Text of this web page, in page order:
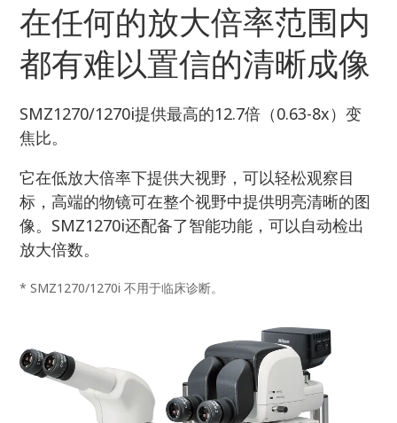
在任何的放大倍率范围内
都有难以置信的清晰成像
SMZ1270/1270i提供最高的12.7倍（0.63-8x）变
焦比。
它在低放大倍率下提供大视野，可以轻松观察目
标，高端的物镜可在整个视野中提供明亮清晰的图
像。SMZ1270i还配备了智能功能，可以自动检出
放大倍数。
* SMZ1270/1270i 不用于临床诊断。